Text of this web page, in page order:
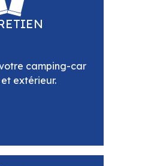
camping-car
extérieur.